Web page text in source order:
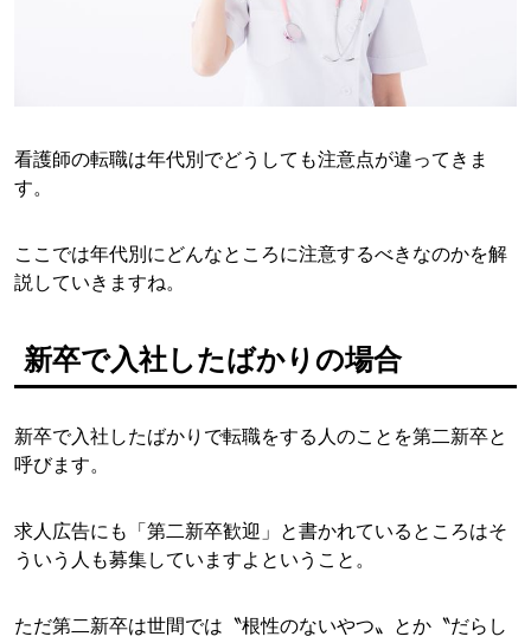
看護師の転職は年代別でどうしても注意点が違ってきま
す。
ここでは年代別にどんなところに注意するべきなのかを解
説していきますね。
新卒で入社したばかりの場合
新卒で入社したばかりで転職をする人のことを第二新卒と
呼びます。
求人広告にも「第二新卒歓迎」と書かれているところはそ
ういう人も募集していますよということ。
ただ第二新卒は世間では〝根性のないやつ〟とか〝だらし